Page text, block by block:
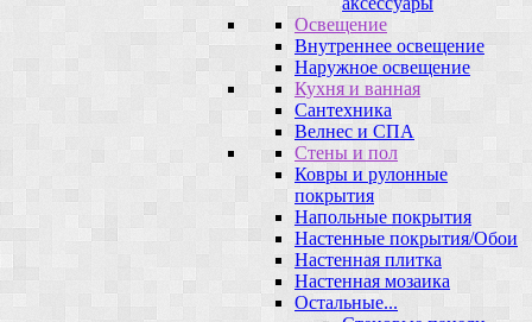
Освещение
Внутреннее освещение
Наружное освещение
Кухня и ванная
Сантехника
Велнес и СПА
Стены и пол
Ковры и рулонные
покрытия
Напольные покрытия
Настенные покрытия/Обои
Настенная плитка
Настенная мозаика
Остальные...